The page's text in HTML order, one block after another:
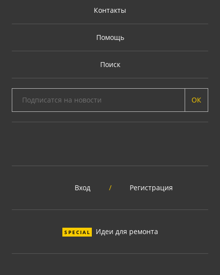
Контакты
Помощь
Поиск
ОК
Вход / Регистрация
SPECIAL Идеи для ремонта